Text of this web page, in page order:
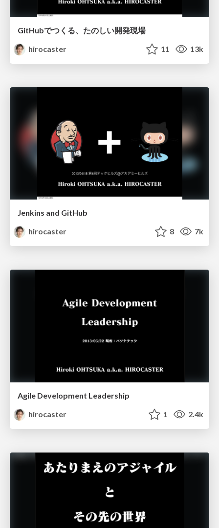
GitHubでつくる、たのしい開発現場
hirocaster
11 13k
Jenkins and GitHub
hirocaster
8 7k
Agile Development Leadership
hirocaster
1 2.4k